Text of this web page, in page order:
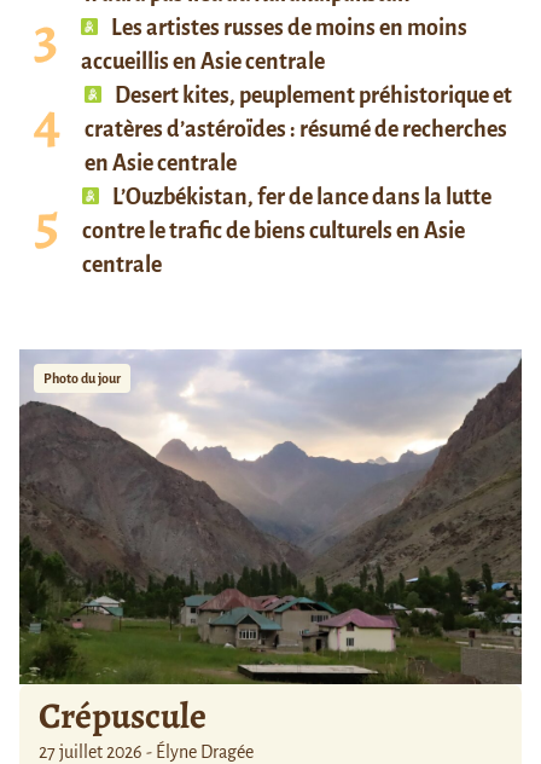
Les artistes russes de moins en moins
accueillis en Asie centrale
Desert kites, peuplement préhistorique et
cratères d’astéroïdes : résumé de recherches
en Asie centrale
L’Ouzbékistan, fer de lance dans la lutte
contre le trafic de biens culturels en Asie
centrale
Photo du jour
Crépuscule
27 juillet 2026 - Élyne Dragée